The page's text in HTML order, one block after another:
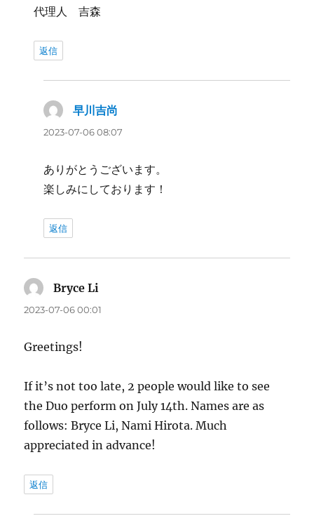
代理人 吉森
返信
早川吉尚
り:
2023-07-06 08:07
ありがとうございます。
楽しみにしております！
返信
Bryce Li
り:
2023-07-06 00:01
Greetings!
If it’s not too late, 2 people would like to see
the Duo perform on July 14th. Names are as
follows: Bryce Li, Nami Hirota. Much
appreciated in advance!
返信